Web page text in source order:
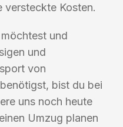
versteckte Kosten.
und
und
von
bist du bei
uns noch heute
Umzug planen